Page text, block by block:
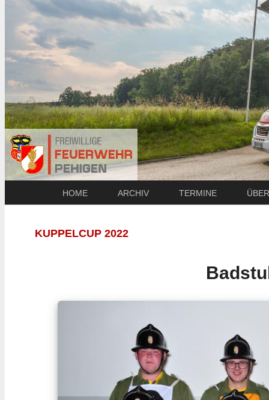
HOME ARCHIV TERMINE
KUPPELCUP 2022